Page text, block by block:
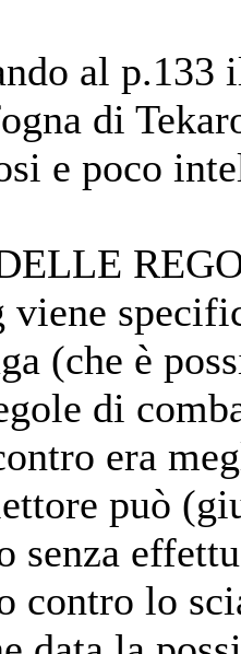
al
di
e poco
(che è
di
era
può
senza
contro lo